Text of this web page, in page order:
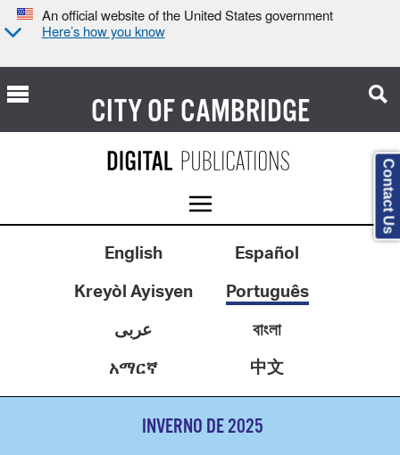
An official website of the United States government
Here’s how you know
CITY OFCAMBRIDGE
English
Español
Kreyòl Ayisyen
Português
عربى
বাংলা
አማርኛ
中文
INVERNO DE 2025
Contact Us